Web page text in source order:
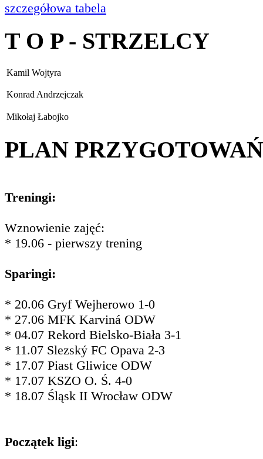
szczegółowa tabela
T O P - STRZELCY
Kamil Wojtyra
Konrad Andrzejczak
Mikołaj Łabojko
PLAN PRZYGOTOWAŃ
Treningi:
Wznowienie zajęć:
* 19.06 - pierwszy trening
Sparingi:
* 20.06 Gryf Wejherowo 1-0
* 27.06 MFK Karviná ODW
* 04.07 Rekord Bielsko-Biała 3-1
* 11.07 Slezský FC Opava 2-3
* 17.07 Piast Gliwice ODW
* 17.07 KSZO O. Ś. 4-0
* 18.07 Śląsk II Wrocław ODW
Początek ligi: